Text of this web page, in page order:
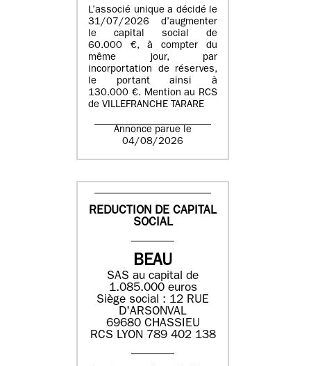
L’associé unique a décidé le
31/07/2026 d’augmenter
le capital social de
60.000 €, à compter du
même jour, par
incorportation de réserves,
le portant ainsi à
130.000 €. Mention au RCS
de VILLEFRANCHE TARARE
Annonce parue le
04/08/2026
REDUCTION DE CAPITAL
SOCIAL
BEAU
SAS au capital de
1.085.000 euros
Siège social : 12 RUE
D'ARSONVAL
69680 CHASSIEU
RCS LYON 789 402 138